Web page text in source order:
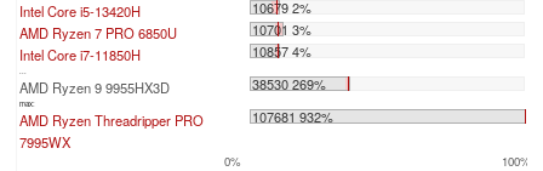
Intel Core i5-13420H
10679 2%
AMD Ryzen 7 PRO 6850U
10701 3%
Intel Core i7-11850H
10857 4%
...
AMD Ryzen 9 9955HX3D 38530 269%
max:
AMD Ryzen Threadripper PRO
7995WX
107681 932%
0% 100%